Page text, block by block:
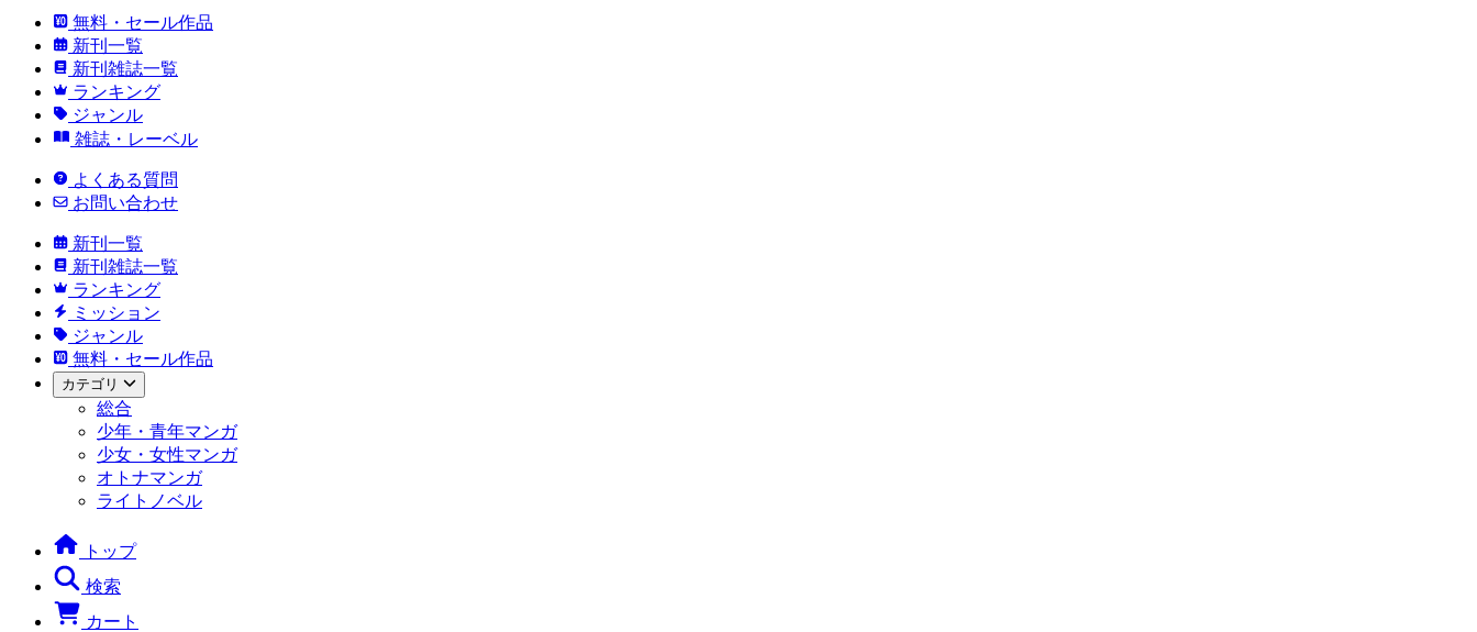
無料・セール作品
新刊一覧
新刊雑誌一覧
ランキング
ジャンル
雑誌・レーベル
よくある質問
お問い合わせ
新刊一覧
新刊雑誌一覧
ランキング
ミッション
ジャンル
無料・セール作品
カテゴリ
総合
少年・青年マンガ
少女・女性マンガ
オトナマンガ
ライトノベル
トップ
検索
カート